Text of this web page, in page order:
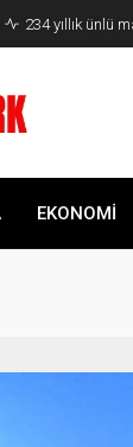
234 yıllık ünlü
EKONOMİ